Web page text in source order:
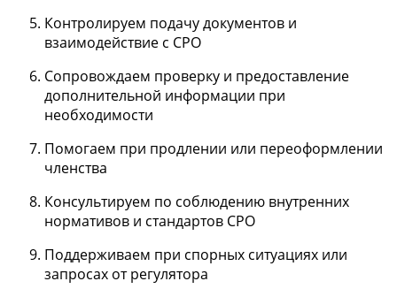
Контролируем подачу документов и
взаимодействие с СРО
Сопровождаем проверку и предоставление
дополнительной информации при
необходимости
Помогаем при продлении или переоформлении
членства
Консультируем по соблюдению внутренних
нормативов и стандартов СРО
Поддерживаем при спорных ситуациях или
запросах от регулятора